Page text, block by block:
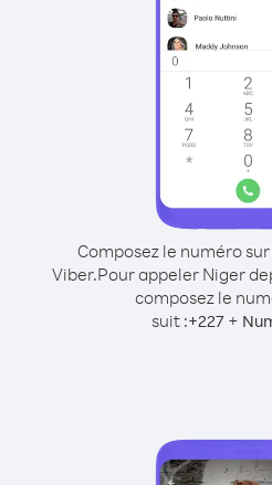
Composez le numéro
Viber.Pour appeler Niger
composez le
suit :+227 +